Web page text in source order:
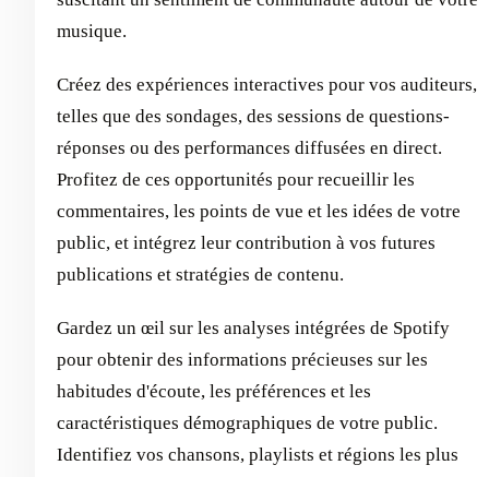
musique.
Créez des expériences interactives pour vos auditeurs,
telles que des sondages, des sessions de questions-
réponses ou des performances diffusées en direct.
Profitez de ces opportunités pour recueillir les
commentaires, les points de vue et les idées de votre
public, et intégrez leur contribution à vos futures
publications et stratégies de contenu.
Gardez un œil sur les analyses intégrées de Spotify
pour obtenir des informations précieuses sur les
habitudes d'écoute, les préférences et les
caractéristiques démographiques de votre public.
Identifiez vos chansons, playlists et régions les plus